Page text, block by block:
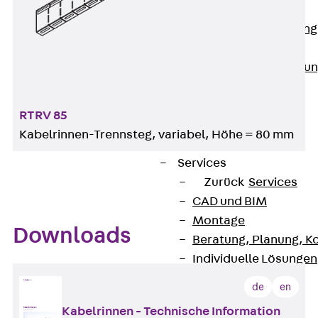
Bodengeführte
Dachflächen
Services
Zurück Services
CAD und BIM
Montage
Beratung, Planung,
Individuelle Lösungen
RTRV 85
Kabelrinnen-Trennsteg, variabel, Höhe = 80 mm
Downloads
de en
Kabelrinnen - Technische Information